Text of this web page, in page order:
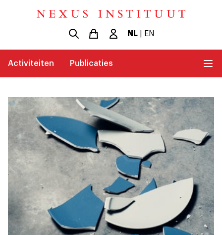
NL| EN
Activiteiten Publicaties